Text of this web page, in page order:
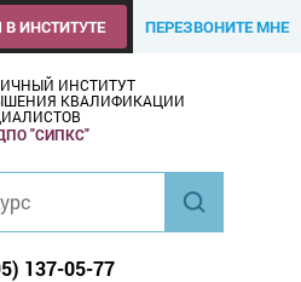
ИНСТИТУТЕ ПЕРЕЗВОНИТЕ МНЕ
ИНСТИТУТ
КВАЛИФИКАЦИИ
"СИПКС"
137-05-77